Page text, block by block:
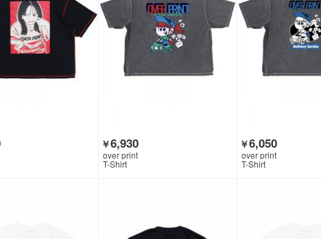
￥6,930
over print
T-Shirt
￥6,050
over print
T-Shirt